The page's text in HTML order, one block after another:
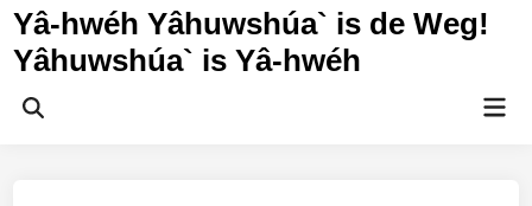
Ga
naar
inhoud
Yâ-hwéh Yâhuwshúa` is de Weg!
Yâhuwshúa` is Yâ-hwéh
Zoeken